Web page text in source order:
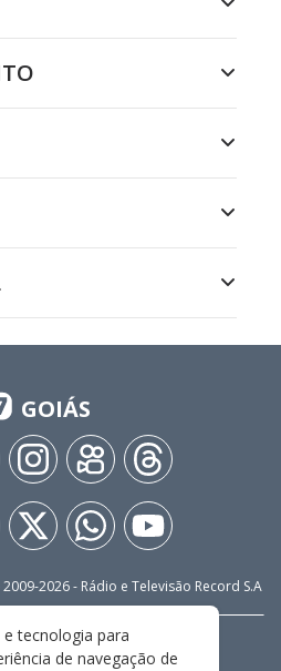
GOIÁS
2026- Rádio e Televisão Record S.A
CONOSCO
PRIVACIDADE
tecnologia para
de navegação de